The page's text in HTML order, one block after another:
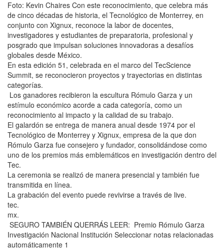
Foto: Kevin Chaires Con este reconocimiento, que celebra más
de cinco décadas de historia, el Tecnológico de Monterrey, en
conjunto con Xignux, reconoce la labor de docentes,
investigadores y estudiantes de preparatoria, profesional y
posgrado que impulsan soluciones innovadoras a desafíos
globales desde México.
En esta edición 51, celebrada en el marco del TecScience
Summit, se reconocieron proyectos y trayectorias en distintas
categorías.
Los ganadores recibieron la escultura Rómulo Garza y un
estímulo económico acorde a cada categoría, como un
reconocimiento al impacto y la calidad de su trabajo.
El galardón se entrega de manera anual desde 1974 por el
Tecnológico de Monterrey y Xignux, empresa de la que don
Rómulo Garza fue consejero y fundador, consolidándose como
uno de los premios más emblemáticos en investigación dentro del
Tec.
La ceremonia se realizó de manera presencial y también fue
transmitida en línea.
La grabación del evento puede revivirse a través de live.
tec.
mx.
SEGURO TAMBIÉN QUERRÁS LEER: Premio Rómulo Garza
Investigación Nacional Institución Seleccionar notas relacionadas
automáticamente 1